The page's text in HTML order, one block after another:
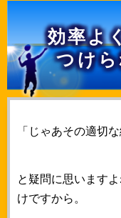
効率よ
つけ
「じゃあその適切
と疑問に思います
けですから。